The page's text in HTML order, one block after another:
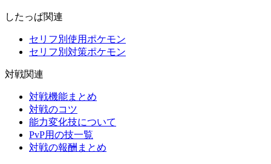
したっぱ関連
セリフ別使用ポケモン
セリフ別対策ポケモン
対戦関連
対戦機能まとめ
対戦のコツ
能力変化技について
PvP用の技一覧
対戦の報酬まとめ